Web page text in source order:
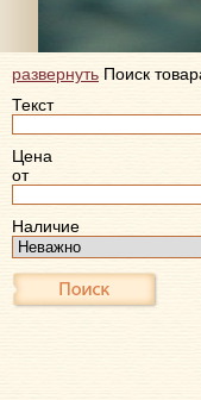
развернуть Поиск
Текст
Цена
от
Наличие